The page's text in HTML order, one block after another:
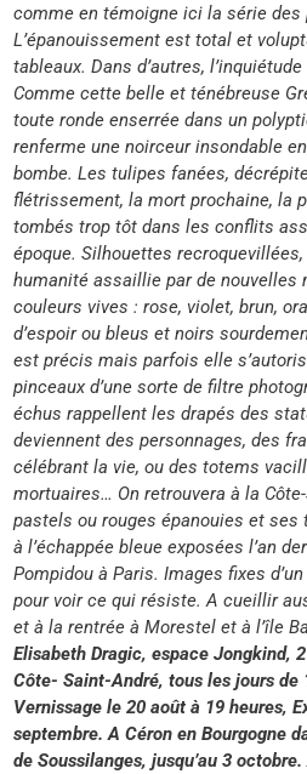
comme en témoigne ici la série des
L’épanouissement est total et
tableaux. Dans d’autres,
Comme cette belle et ténébreuse
toute ronde enserrée dans un
renferme une noirceur insondable
bombe. Les tulipes fanées,
flétrissement, la mort prochaine, la
tombés trop tôt dans les conflits
époque. Silhouettes
humanité assaillie par de nouvelles
couleurs vives : rose, violet, brun,
d’espoir ou bleus et noirs
est précis mais parfois elle
pinceaux d’une sorte de filtre
échus rappellent les drapés des
deviennent des personnages, des
célébrant la vie, ou des totems
mortuaires… On retrouvera à la
pastels ou rouges épanouies et
à l’échappée bleue exposées l’an
Pompidou à Paris. Images fixes
pour voir ce qui résiste. A cueillir
et à la rentrée à Morestel et à l’île
Elisabeth Dragic, espace Jongkind,
Côte- Saint-André, tous les jours de
Vernissage le 20 août à 19 heures,
septembre. A Céron en Bourgogne
de Soussilanges, jusqu’au 3